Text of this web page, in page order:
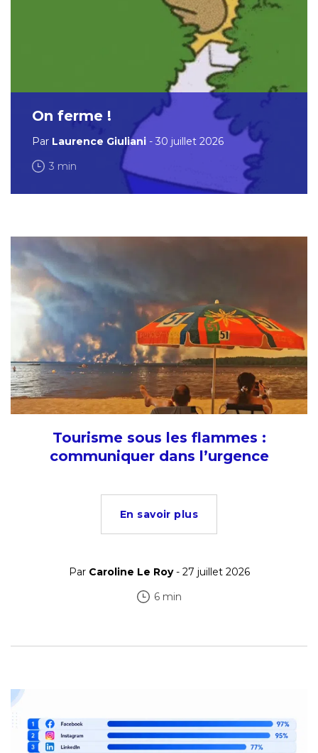
On ferme !
Par Laurence Giuliani - 30 juillet 2026
3 min
Tourisme sous les flammes :
communiquer dans l’urgence
En savoir plus
Par Caroline Le Roy- 27 juillet 2026
6 min